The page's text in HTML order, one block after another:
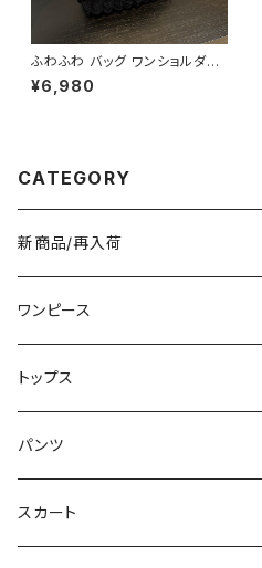
ふわふわ バッグ ワンショルダー
バッグ ハンドバッグ 韓国風 レデ
ィース かわいい 小さめ 軽量 お
¥6,980
CATEGORY
新商品/再入荷
ワンピース
ミニ/ショート
ミディアム/ミモレ
ロング/マキシ
トップス
Tシャツ/カットソー
タンクトップ/キャミソール
パンツ
ショート丈
スカート